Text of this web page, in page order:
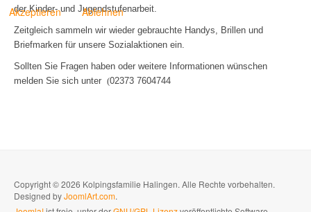
der Kinder- und Jugendstufenarbeit.
Zeitgleich sammeln wir wieder gebrauchte Handys, Brillen und
Briefmarken für unsere Sozialaktionen ein.
Sollten Sie Fragen haben oder weitere Informationen wünschen
melden Sie sich unter (02373 7604744
Copyright © 2026 Kolpingsfamilie Halingen. Alle Rechte vorbehalten.
Designed byJoomlArt.com.
Akzeptieren
Ablehnen